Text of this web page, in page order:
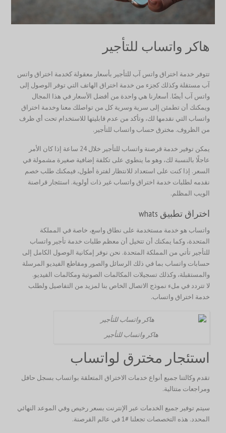
هاكر واتساب للتأجير
تتوفر خدمة اختراق واتس آب للتأجير بأسعار معقولة كخدمة اختراق واتس
آب مستقلة وكذلك كجزء من خدمة اختراق الهاتف التي توفر الوصول إلى
واتس آب أيضًا. أسعارنا هي واحدة من أفضل الأسعار في هذا المجال
ويمكنك أن تطمئن إلى سرية وسرية كل من تواصلك معنا وخدمة اختراق
واتساب التي نقدمها لك، وتأكد من عدم قابليتها للاستخدام تحت أي ظرف
من الظروف. مخترق حساب واتساب للتأجير.
يمكن توفير خدمة قرصنة واتساب للتأجير خلال 24 ساعة إذا كان الأمر
عاجلًا بالنسبة لك، وهو ما ينطوي على تكلفة إضافية صغيرة مشمولة في
السعر. إذا كنت على استعداد للانتظار لفترة أطول، فيمكنك طلب خصم
نقدمه لطلبات خدمة اختراق واتساب غير ذات أولوية.
الويب المظلم.
اختراق تطبيق whats
واتساب هو خدمة مستخدمة على نطاق واسع، خاصة في المملكة
المتحدة، وكما يمكنك أن تتخيل أن معظم طلبات خدمة تأجير واتساب
للتأجير تأتي من المملكة المتحدة. نحن نوفر إمكانية الوصول الكامل إلى
حسابات واتساب بما في ذلك الرسائل والصور ومقاطع الفيديو المرسلة
والمستقبلة، وكذلك تسجيلات المكالمات الصوتية ومكالمات الفيديو.
لا تتردد في ملء نموذج الاتصال الخاص بنا لمزيد من التفاصيل ولطلب
خدمة اختراق واتساب.
هاكر واتساب للتأجير
استئجار مخترق لواتساب
تقدم وكالتنا جميع أنواع خدمات الاختراق المتعلقة بواتساب بسجل حافل
ومراجعات متتالية.
سيتم توفير جميع الخدمات عبر الإنترنت بسعر رخيص وفي الموعد النهائي
المحدد. هذه التخصصات تجعلنا #1 في عالم القرصنة.